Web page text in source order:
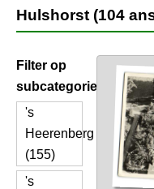
Hulshorst (104
Filter op
subcategorie
's
Heerenberg
(155)
's